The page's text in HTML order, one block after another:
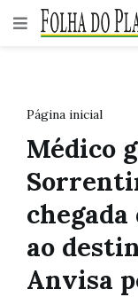
Página inicial
Médico
ao
Anvisa